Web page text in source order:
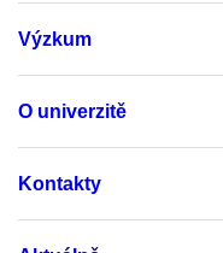
Výzkum
O univerzitě
Kontakty